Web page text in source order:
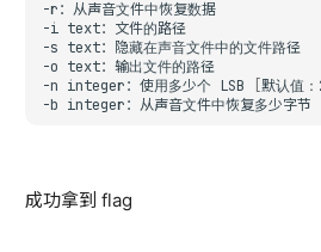
-i
-s
-o
-n integer：使用多少个 LSB [默认值：
-b
成功拿到 flag